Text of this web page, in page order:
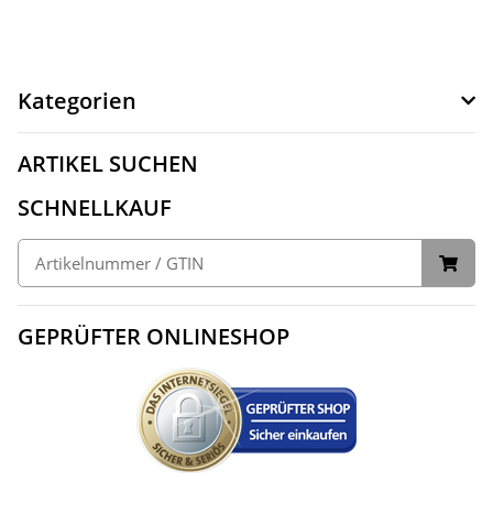
Kategorien
ARTIKEL SUCHEN
SCHNELLKAUF
GEPRÜFTER ONLINESHOP